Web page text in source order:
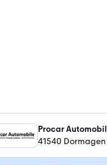
Procar
41540 Dormagen